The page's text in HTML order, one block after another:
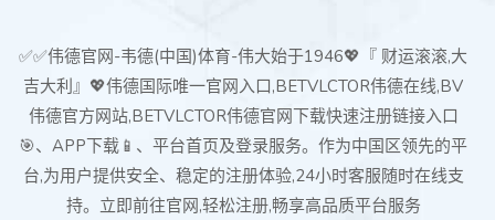
✅✅伟德官网-韦德(中国)体育-伟大始于1946💖『 财运滚滚,大
吉大利』💖伟德国际唯一官网入口,BETVLCTOR伟德在线,BV
伟德官方网站,BETVLCTOR伟德官网下载快速注册链接入口
🎯、APP下载📱、平台首页及登录服务。作为中国区领先的平
台,为用户提供安全、稳定的注册体验,24小时客服随时在线支
持。立即前往官网,轻松注册,畅享高品质平台服务